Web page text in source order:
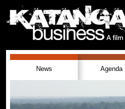
News Agenda